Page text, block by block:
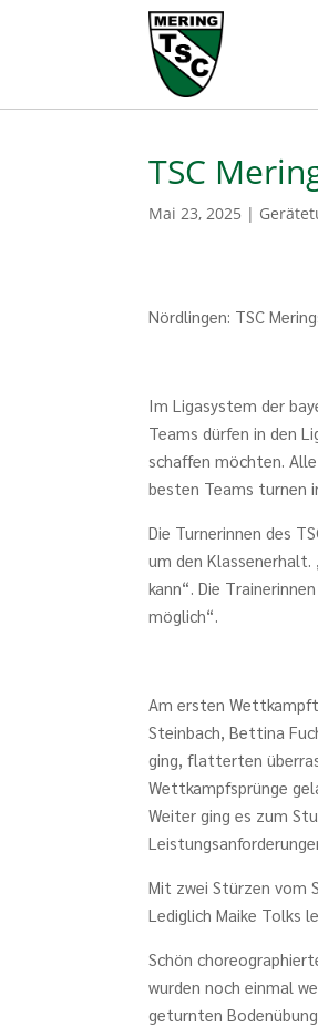
TSC
Mai 23, 2025 |
Nördlingen: TSC
Im Ligasystem der
Teams dürfen in den
schaffen möchten.
besten Teams turnen
Die Turnerinnen des
um den Klassenerhalt.
kann“. Die
möglich“.
Am ersten
Steinbach, Bettina
ging, flatterten
Wettkampfsprünge
Weiter ging es zum
Mit zwei Stürzen vom
Lediglich Maike Tolks
Schön
wurden noch einmal
geturnten